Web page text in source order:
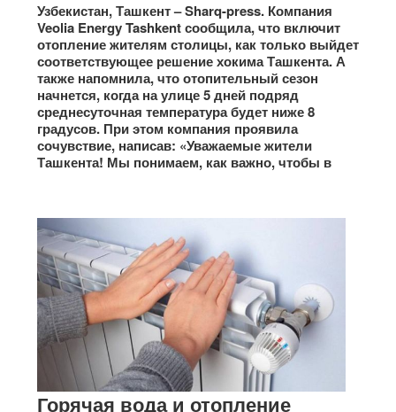
Узбекистан, Ташкент – Sharq-press. Компания
Veolia Energy Tashkent сообщила, что включит
отопление жителям столицы, как только выйдет
соответствующее решение хокима Ташкента. А
также напомнила, что отопительный сезон
начнется, когда на улице 5 дней подряд
среднесуточная температура будет ниже 8
градусов. При этом компания проявила
сочувствие, написав: «Уважаемые жители
Ташкента! Мы понимаем, как важно, чтобы в
Горячая вода и отопление